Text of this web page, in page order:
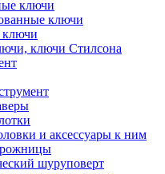
ключи
ключи
ключи
ключи Стилсона
и аксессуары к ним
шуруповерт